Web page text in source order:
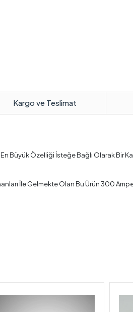
Kargo ve Teslimat
Büyük Özelliği İsteğe Bağlı Olarak Bir
İle Gelmekte Olan Bu Ürün 300